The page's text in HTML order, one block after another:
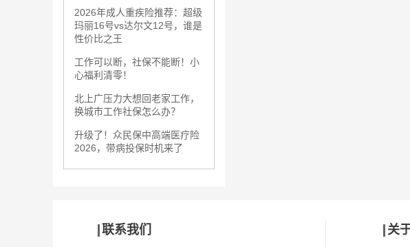
2026年成人重疾险推荐：超级
玛丽16号vs达尔文12号，谁是
性价比之王
工作可以断，社保不能断！小
心福利清零！
北上广压力大想回老家工作，
换城市工作社保怎么办？
升级了！众民保中高端医疗险
2026，带病投保时机来了
联系我们 关